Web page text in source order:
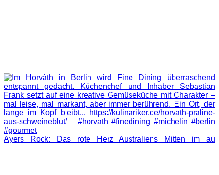
Ayers Rock: Das rote Herz Australiens Mitten im au